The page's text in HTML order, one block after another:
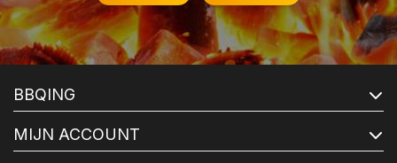
BBQING
MIJN ACCOUNT